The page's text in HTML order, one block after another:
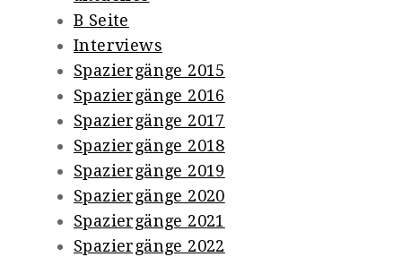
B Seite
Interviews
Spaziergänge 2015
Spaziergänge 2016
Spaziergänge 2017
Spaziergänge 2018
Spaziergänge 2019
Spaziergänge 2020
Spaziergänge 2021
Spaziergänge 2022